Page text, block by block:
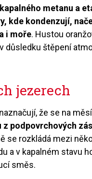
metanu a
kde kondenzují,
i moře. Hustou
důsledku štěpení
jezerech
že se na
z podpovrchových
se rozkládá mezi
a v kapalném stavu
směs.